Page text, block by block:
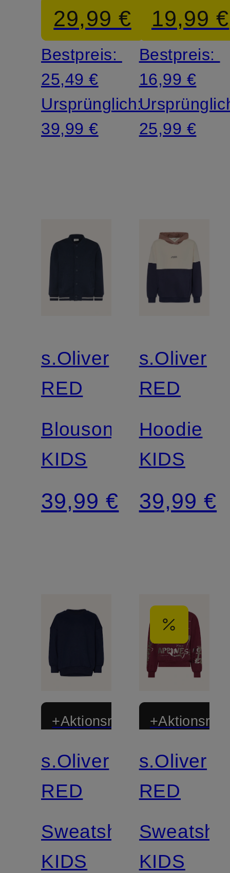
29,99 €
Bestpreis:
25,49 €
Ursprünglich:
39,99 €
19,99 €
Bestpreis:
16,99 €
25,99 €
s.Oliver
RED
Blouson
KIDS
39,99 €
s.Oliver
RED
Hoodie
KIDS
39,99 €
+Aktionsrabatt
s.Oliver
RED
Sweatshirt
KIDS
s.Oliver
RED
KIDS